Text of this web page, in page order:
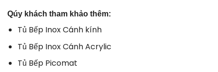
Qúy khách tham khảo thêm:
Tủ Bếp Inox Cánh kính
Tủ Bếp Inox Cánh Acrylic
Tủ Bếp Picomat